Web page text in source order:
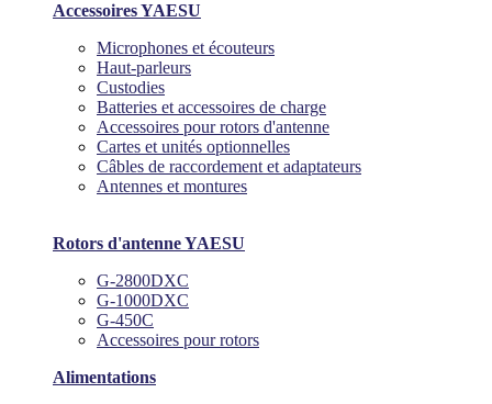
Accessoires YAESU
Microphones et écouteurs
Haut-parleurs
Custodies
Batteries et accessoires de charge
Accessoires pour rotors d'antenne
Cartes et unités optionnelles
Câbles de raccordement et adaptateurs
Antennes et montures
Rotors d'antenne YAESU
G-2800DXC
G-1000DXC
G-450C
Accessoires pour rotors
Alimentations